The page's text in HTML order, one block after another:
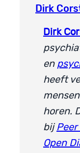
Dirk
Dirk
en
heeft
horen.
bij
Open